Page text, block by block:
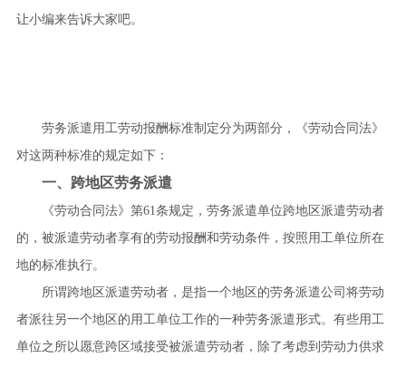
让小编来告诉大家吧。
劳务派遣用工劳动报酬标准制定分为两部分，《劳动合同法》
对这两种标准的规定如下：
一、跨地区劳务派遣
《劳动合同法》第61条规定，劳务派遣单位跨地区派遣劳动者
的，被派遣劳动者享有的劳动报酬和劳动条件，按照用工单位所在
地的标准执行。
所谓跨地区派遣劳动者，是指一个地区的劳务派遣公司将劳动
者派往另一个地区的用工单位工作的一种劳务派遣形式。有些用工
单位之所以愿意跨区域接受被派遣劳动者，除了考虑到劳动力供求